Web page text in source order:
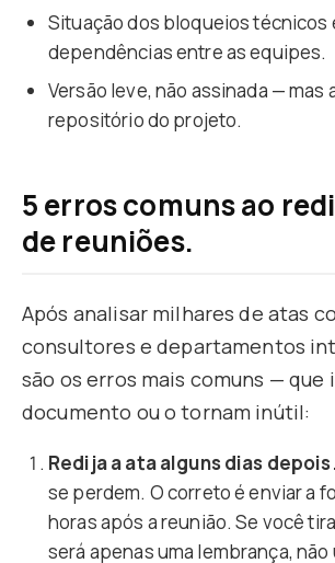
Situação dos bloqueios técnicos
dependências entre as equipes.
Versão leve, não assinada — mas
repositório do projeto.
5 erros comuns ao
de reuniões.
Após analisar milhares de atas
consultores e departamentos
são os erros mais comuns — que
documento ou o tornam inútil:
Redija a ata alguns dias
se perdem. O correto é enviar a
horas após a reunião. Se você
será apenas uma lembrança, não